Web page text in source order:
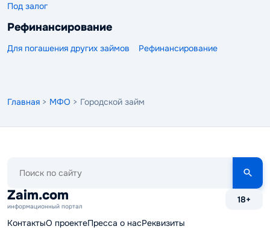
Под залог
Рефинансирование
Для погашения других займов Рефинансирование
Главная > МФО > Городской займ
сайту
Zaim.com
информационный портал
18+
КонтактыО проектеПресса о насРеквизиты